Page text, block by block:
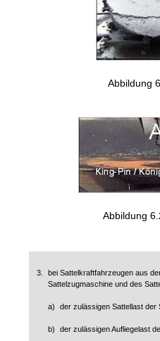
Abbildung
Abbildung
3.
bei Sattelkraftfahrzeugen aus
Sattelzugmaschine und des
a) der zulässigen Sattellast der
b) der zulässigen Aufliegelast